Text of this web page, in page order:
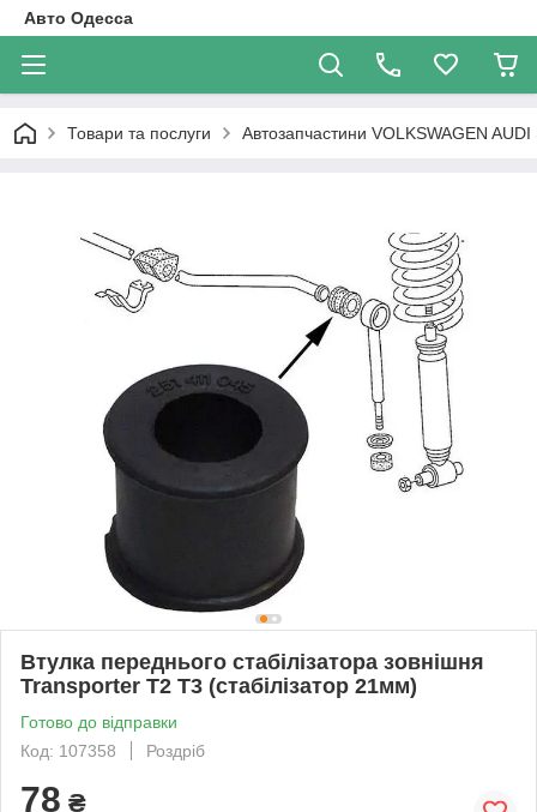
Авто Одесса
Товари та послуги Автозапчастини VOLKSWAGEN AUDI
Втулка переднього стабілізатора зовнішня
Transporter T2 T3 (стабілізатор 21мм)
Готово до відправки
Код: 107358
Роздріб
78 ₴